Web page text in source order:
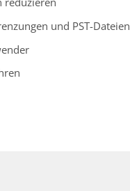
und PST-Dateien